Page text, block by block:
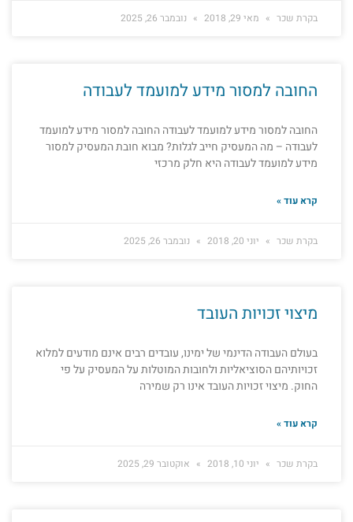
בקרת שכר מאי 29, 2018 נובמבר 26, 2025
החובה למסור מידע למועמד לעבודה
החובה למסור מידע למועמד לעבודה החובה למסור מידע למועמד
לעבודה – מה המעסיק חייב לגלות? מבוא חובת המעסיק למסור
מידע למועמד לעבודה היא חלק מרכזי
קרא עוד »
בקרת שכר יוני 20, 2018 נובמבר 26, 2025
מיצוי זכויות העובד
בעולם העבודה הדינמי של ימינו, עובדים רבים אינם מודעים למלוא
זכויותיהם הסוציאליות ולחובות המוטלות על המעסיק על פי
החוק. מיצוי זכויות העובד אינו רק שמירה
קרא עוד »
בקרת שכר יוני 10, 2018 אוקטובר 29, 2025